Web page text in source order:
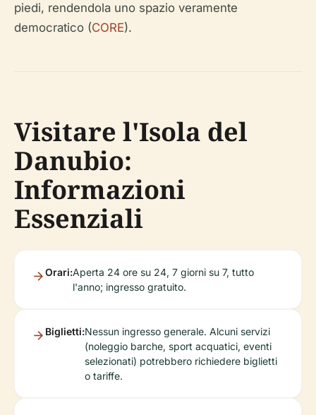
piedi, rendendola uno spazio veramente
democratico (CORE).
Visitare l'Isola del
Danubio:
Informazioni
Essenziali
Orari:Aperta 24 ore su 24, 7 giorni su 7, tutto
l'anno; ingresso gratuito.
Biglietti:Nessun ingresso generale. Alcuni servizi
(noleggio barche, sport acquatici, eventi
selezionati) potrebbero richiedere biglietti
o tariffe.